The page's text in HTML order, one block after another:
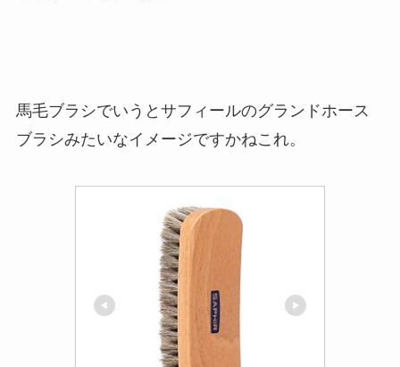
馬毛ブラシでいうとサフィールのグランドホース
ブラシみたいなイメージですかねこれ。